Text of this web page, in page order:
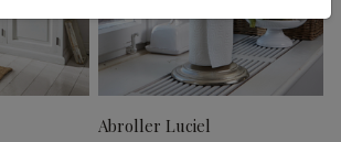
Abroller Luciel